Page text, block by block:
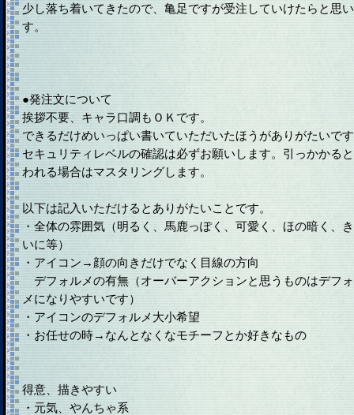
少し落ち着いてきたので、亀足ですが受注していけたらと思
す。
●発注文について
挨拶不要、キャラ口調もＯＫです。
できるだけめいっぱい書いていただいたほうがありがたいで
セキュリティレベルの確認は必ずお願いします。引っかかる
われる場合はマスタリングします。
以下は記入いただけるとありがたいことです。
・全体の雰囲気（明るく、馬鹿っぽく、可愛く、ほの暗く、
いに等）
・アイコン→顔の向きだけでなく目線の方向
デフォルメの有無（オーバーアクションと思うものはデフ
メになりやすいです）
・アイコンのデフォルメ大小希望
・お任せの時→なんとなくなモチーフとか好きなもの
得意、描きやすい
・元気、やんちゃ系